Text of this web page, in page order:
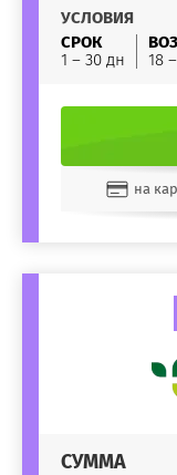
УСЛОВИЯ
СРОК
1 – 30 дн
18
на
СУММА